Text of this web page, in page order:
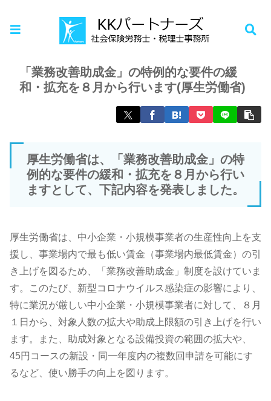
お知らせ
「業務改善助成金」の特例的な要件の緩
和・拡充を８月から行います(厚生労働省)
厚生労働省は、「業務改善助成金」の特
例的な要件の緩和・拡充を８月から行い
ますとして、下記内容を発表しました。
厚生労働省は、中小企業・小規模事業者の生産性向上を支
援し、事業場内で最も低い賃金（事業場内最低賃金）の引
き上げを図るため、「業務改善助成金」制度を設けていま
す。このたび、新型コロナウイルス感染症の影響により、
特に業況が厳しい中小企業・小規模事業者に対して、８月
１日から、対象人数の拡大や助成上限額の引き上げを行い
ます。また、助成対象となる設備投資の範囲の拡大や、
45円コースの新設・同一年度内の複数回申請を可能にす
るなど、使い勝手の向上を図ります。